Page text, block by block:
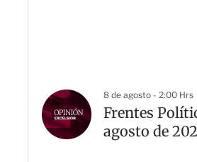
8 de agosto - 2:00 Hrs
Frentes
agosto de